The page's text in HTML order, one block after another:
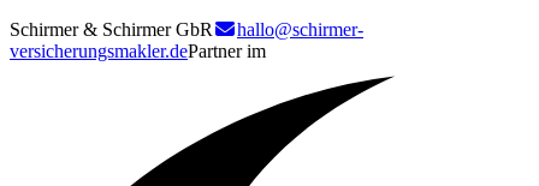
Schirmer & Schirmer GbR
hallo@schirmer-
versicherungsmakler.dePartner im